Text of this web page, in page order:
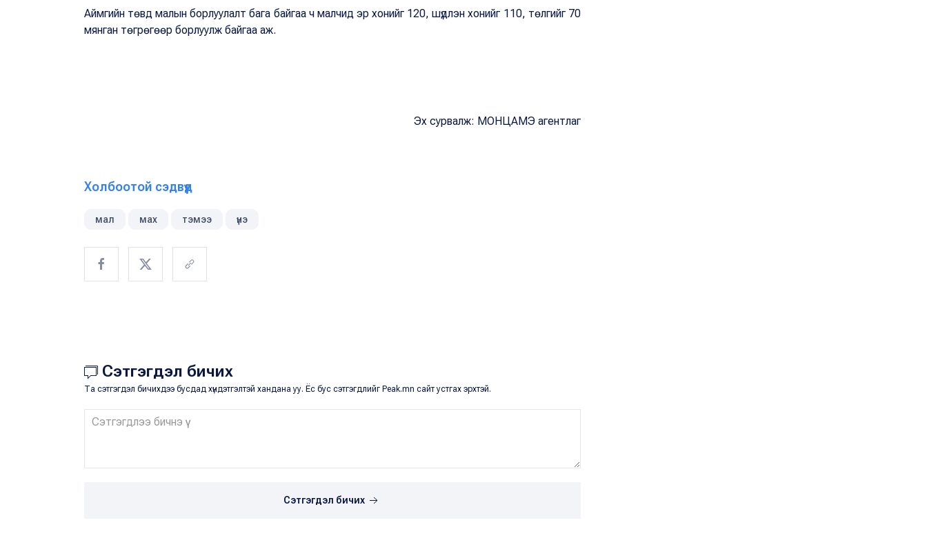
Аймгийн төвд малын борлуулалт бага байгаа ч малчид эр хонийг 120, шүдлэн хонийг 110, төлгийг 70
мянган төгрөгөөр борлуулж байгаа аж.
Эх сурвалж: МОНЦАМЭ агентлаг
Холбоотой сэдвүүд
мал мах тэмээ үнэ
Сэтгэгдэл бичих
Та сэтгэгдэл бичихдээ бусдад хүндэтгэлтэй хандана уу. Ёс бус сэтгэгдлийг Peak.mn сайт устгах эрхтэй.
Сэтгэгдэл бичих